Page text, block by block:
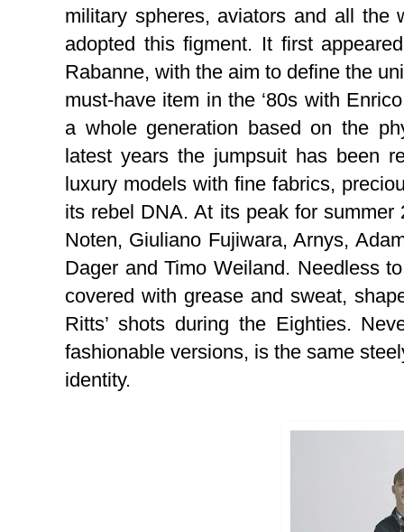
military spheres, aviators and all the
adopted this figment. It first
Rabanne, with the aim to define the
must-have item in the ‘80s with
a whole generation based on the
latest years the jumpsuit has been
luxury models with fine fabrics,
its rebel DNA. At its peak for
Noten, Giuliano Fujiwara, Arnys,
Dager and Timo Weiland. Needless
covered with grease and sweat,
Ritts’ shots during the Eighties.
fashionable versions, is the same
identity.